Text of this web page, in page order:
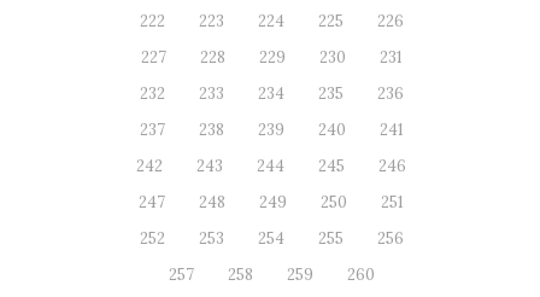
222
223 224 225
226
227
228 229 230
231
232
233 234 235
236
237
238 239 240
241
242
243 244 245
246
247
248 249 250
251
252
253 254 255
256
257
258 259 260